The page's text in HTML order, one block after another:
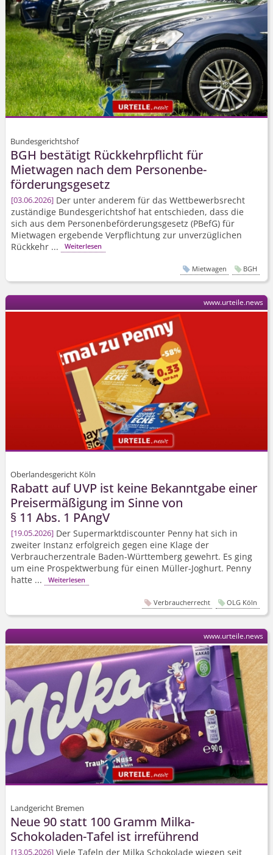
Bundesgerichtshof
BGH bestätigt Rückkehrpflicht für
Mietwagen nach dem Personenbe­
förderungsgesetz
03.06.2026 Der unter anderem für das Wettbewerbsrecht
zuständige Bundesgerichtshof hat entschieden, dass die
sich aus dem Personenbe­förderungsgesetz (PBefG) für
Mietwagen ergebende Verpflichtung zur unverzüglichen
Rückkehr ...
Weiterlesen
Mietwagen BGH
Oberlandesgericht Köln
Rabatt auf UVP ist keine Bekanntgabe einer
Preisermäßigung im Sinne von
§ 11 Abs. 1 PAngV
19.05.2026 Der Supermarkt­discounter Penny hat sich in
zweiter Instanz erfolgreich gegen eine Klage der
Verbraucherzentrale Baden-Württemberg gewehrt. Es ging
um eine Prospektwerbung für einen Müller-Joghurt. Penny
hatte ...
Weiterlesen
www.urteile.news
Verbraucherrecht OLG Köln
Landgericht Bremen
Neue 90 statt 100 Gramm Milka-
Schokoladen-Tafel ist irreführend
13.05.2026 Viele Tafeln der Milka Schokolade wiegen seit
www.urteile.news